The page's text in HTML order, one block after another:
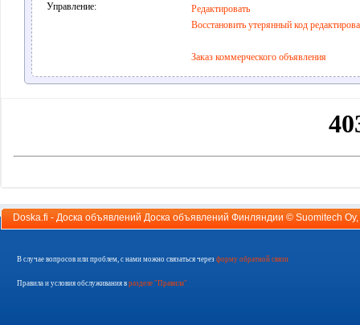
Управление:
Редактировать
Восстановить утерянный код
Заказ коммерческого объявления
Doska.fi - Доска объявлений Доска объявлений Финляндии © Suomitech Oy
В случае вопросов или проблем, с нами можно связаться через форму обратной связи
Правила и условия обслуживания в разделе "Правила"